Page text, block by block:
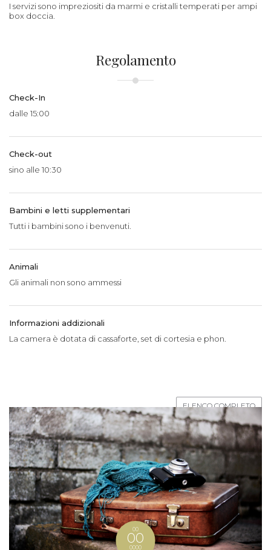
I servizi sono impreziositi da marmi e cristalli temperati per ampi
box doccia.
Regolamento
Check-In
dalle 15:00
Check-out
sino alle 10:30
Bambini e letti supplementari
Tutti i bambini sono i benvenuti.
Animali
Gli animali non sono ammessi
Informazioni addizionali
La camera è dotata di cassaforte, set di cortesia e phon.
ELENCO COMPLETO
00
00
0000